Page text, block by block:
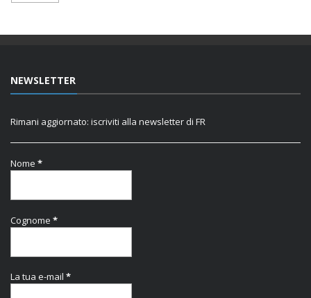
NEWSLETTER
Rimani aggiornato: iscriviti alla newsletter di FR
Nome *
Cognome *
La tua e-mail *